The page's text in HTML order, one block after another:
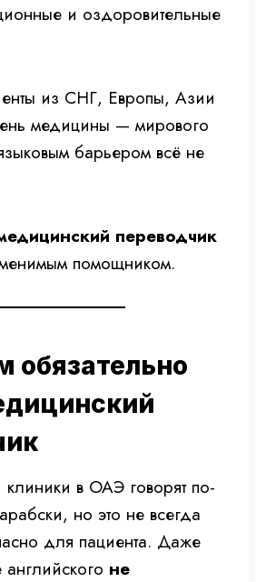
и оздоровительные
из СНГ, Европы, Азии
медицины — мирового
барьером всё не
переводчик
помощником.
обязательно
в ОАЭ говорят по-
но это не всегда
для пациента. Даже
не